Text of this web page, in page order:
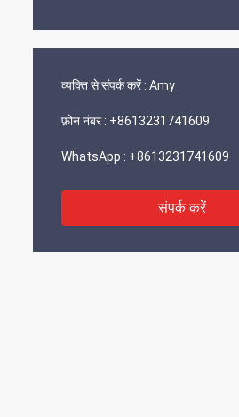
व्यक्ति से संपर्क करें : Amy
फ़ोन नंबर : +8613231741609
WhatsApp : +8613231741609
संपर्क करें